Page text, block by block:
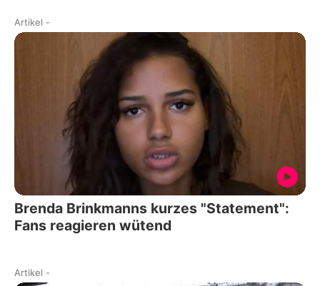
Artikel -
Brenda Brinkmanns kurzes "Statement":
Fans reagieren wütend
Artikel -